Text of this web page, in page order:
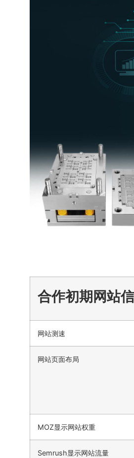
合作初期网站
网站测速
网站页面布局
MOZ显示网站权重
Semrush显示网站流量